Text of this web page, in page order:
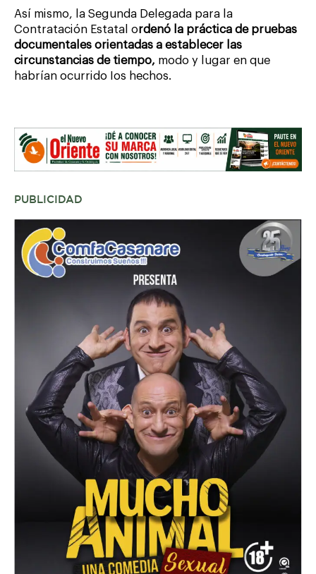
Así mismo, la Segunda Delegada para la
Contratación Estatal ordenó la práctica de pruebas
documentales orientadas a establecer las
circunstancias de tiempo, modo y lugar en que
habrían ocurrido Ios hechos.
PUBLICIDAD